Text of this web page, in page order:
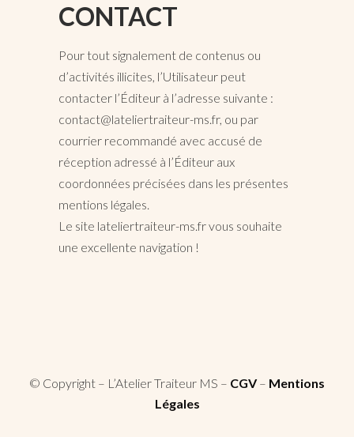
CONTACT
Pour tout signalement de contenus ou
d’activités illicites, l’Utilisateur peut
contacter l’Éditeur à l’adresse suivante :
contact@lateliertraiteur-ms.fr, ou par
courrier recommandé avec accusé de
réception adressé à l’Éditeur aux
coordonnées précisées dans les présentes
mentions légales.
Le site lateliertraiteur-ms.fr vous souhaite
une excellente navigation !
© Copyright – L’Atelier Traiteur MS – CGV– Mentions
Légales